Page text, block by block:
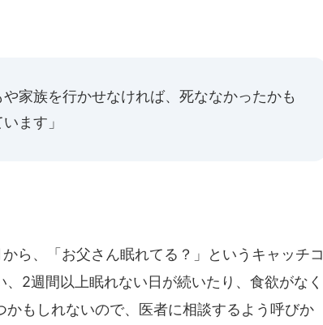
家族を行かせなければ、死ななかったかも
ます」
ら、「お父さん眠れてる？」というキャッチコ
2週間以上眠れない日が続いたり、食欲がなく
もしれないので、医者に相談するよう呼びか